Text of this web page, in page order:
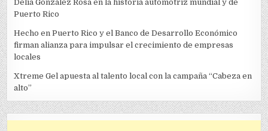
Delia González Rosa en la historia automotriz mundial y de
Puerto Rico
Hecho en Puerto Rico y el Banco de Desarrollo Económico
firman alianza para impulsar el crecimiento de empresas
locales
Xtreme Gel apuesta al talento local con la campaña “Cabeza en
alto”